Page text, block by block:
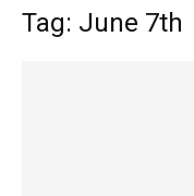
Tag: June 7th